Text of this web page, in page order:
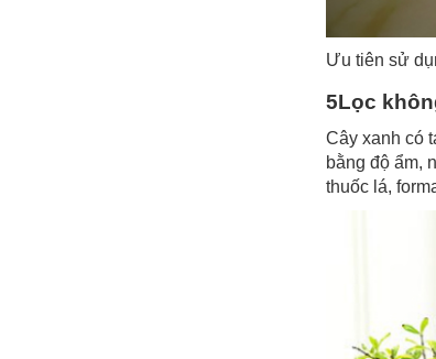
Ưu tiên sử
5Lọc
Cây xanh có
bằng độ ẩm,
thuốc lá,